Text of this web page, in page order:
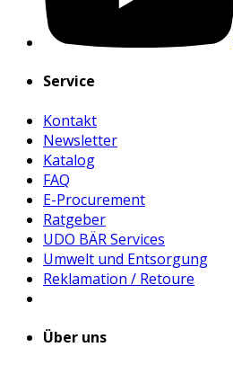
Service
Kontakt
Newsletter
Katalog
FAQ
E-Procurement
Ratgeber
UDO BÄR Services
Umwelt und Entsorgung
Reklamation / Retoure
Über uns